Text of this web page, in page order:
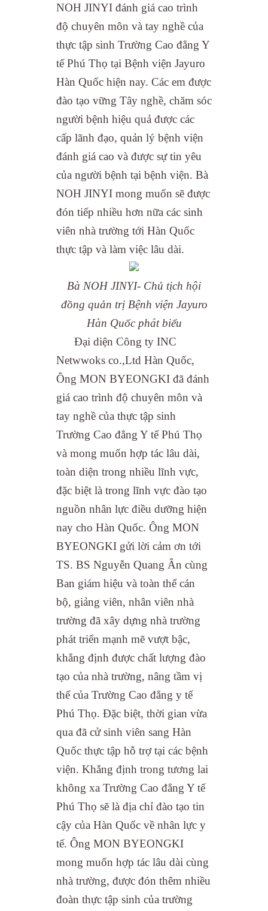
NOH JINYI đánh giá cao trình
độ chuyên môn và tay nghề của
thực tập sinh Trường Cao đẳng Y
tế Phú Thọ tại Bệnh viện Jayuro
Hàn Quốc hiện nay. Các em được
đào tạo vững Tây nghề, chăm sóc
người bệnh hiệu quả được các
cấp lãnh đạo, quản lý bệnh viện
đánh giá cao và được sự tin yêu
của người bệnh tại bệnh viện. Bà
NOH JINYI mong muốn sẽ được
đón tiếp nhiều hơn nữa các sinh
viên nhà trường tới Hàn Quốc
thực tập và làm việc lâu dài.
Bà NOH JINYI- Chủ tịch hội
đồng quản trị Bệnh viện Jayuro
Hàn Quốc phát biểu
Đại diện Công ty INC
Netwwoks co.,Ltd Hàn Quốc,
Ông MON BYEONGKI đã đánh
giá cao trình độ chuyên môn và
tay nghề của thực tập sinh
Trường Cao đẳng Y tế Phú Thọ
và mong muốn hợp tác lâu dài,
toàn diện trong nhiều lĩnh vực,
đặc biệt là trong lĩnh vực đào tạo
nguồn nhân lực điều dưỡng hiện
nay cho Hàn Quốc. Ông MON
BYEONGKI gửi lời cảm ơn tới
TS. BS Nguyễn Quang Ân cùng
Ban giám hiệu và toàn thể cán
bộ, giảng viên, nhân viên nhà
trường đã xây dựng nhà trường
phát triển mạnh mẽ vượt bậc,
khẳng định được chất lượng đào
tạo của nhà trường, nâng tầm vị
thế của Trường Cao đẳng y tế
Phú Thọ. Đặc biệt, thời gian vừa
qua đã cử sinh viên sang Hàn
Quốc thực tập hỗ trợ tại các bệnh
viện. Khẳng định trong tương lai
không xa Trường Cao đẳng Y tế
Phú Thọ sẽ là địa chỉ đào tạo tin
cậy của Hàn Quốc về nhân lực y
tế. Ông MON BYEONGKI
mong muốn hợp tác lâu dài cùng
nhà trường, được đón thêm nhiều
đoàn thực tập sinh của trường